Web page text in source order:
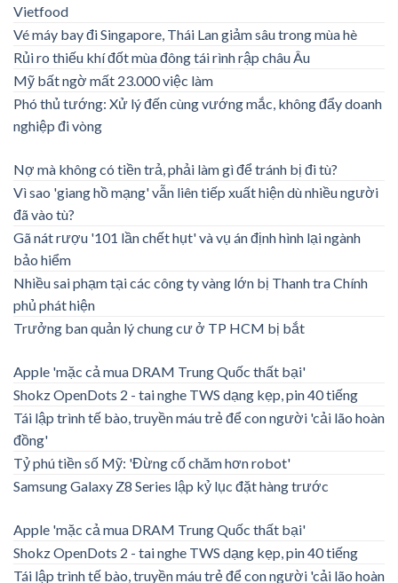
Vietfood
Vé máy bay đi Singapore, Thái Lan giảm sâu trong mùa hè
Rủi ro thiếu khí đốt mùa đông tái rình rập châu Âu
Mỹ bất ngờ mất 23.000 việc làm
Phó thủ tướng: Xử lý đến cùng vướng mắc, không đẩy doanh
nghiệp đi vòng
Nợ mà không có tiền trả, phải làm gì để tránh bị đi tù?
Vì sao 'giang hồ mạng' vẫn liên tiếp xuất hiện dù nhiều người
đã vào tù?
Gã nát rượu '101 lần chết hụt' và vụ án định hình lại ngành
bảo hiểm
Nhiều sai phạm tại các công ty vàng lớn bị Thanh tra Chính
phủ phát hiện
Trưởng ban quản lý chung cư ở TP HCM bị bắt
Apple 'mặc cả mua DRAM Trung Quốc thất bại'
Shokz OpenDots 2 - tai nghe TWS dạng kẹp, pin 40 tiếng
Tái lập trình tế bào, truyền máu trẻ để con người 'cải lão hoàn
đồng'
Tỷ phú tiền số Mỹ: 'Đừng cố chăm hơn robot'
Samsung Galaxy Z8 Series lập kỷ lục đặt hàng trước
Apple 'mặc cả mua DRAM Trung Quốc thất bại'
Shokz OpenDots 2 - tai nghe TWS dạng kẹp, pin 40 tiếng
Tái lập trình tế bào, truyền máu trẻ để con người 'cải lão hoàn